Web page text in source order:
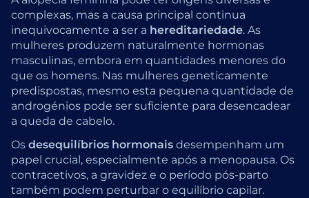
complexas, mas a causa principal continua
inequivocamente a ser a hereditariedade. As
mulheres produzem naturalmente hormonas
masculinas, embora em quantidades menores do
que os homens. Nas mulheres geneticamente
predispostas, mesmo esta pequena quantidade de
androgénios pode ser suficiente para desencadear
a queda de cabelo.
Osdesequilíbrios hormonaisdesempenham um
papel crucial, especialmente após a menopausa. Os
contracetivos, a gravidez e o período pós-parto
também podem perturbar o equilíbrio capilar.